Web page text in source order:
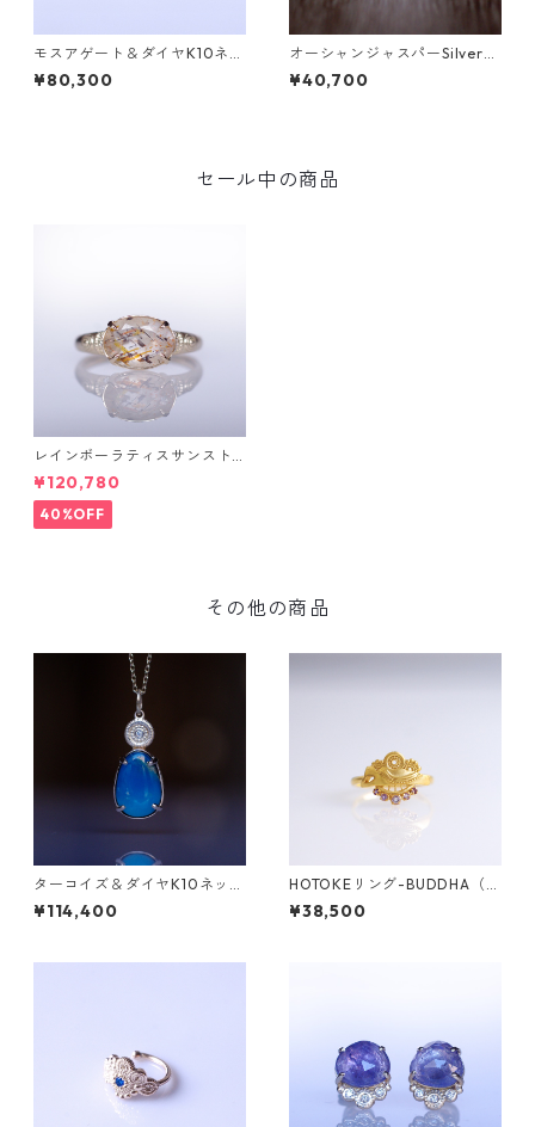
モスアゲート＆ダイヤK10ネッ
クレス DAHMA(ダーマ) [D01
7]
¥80,300
オーシャンジャスパーSilverリ
ング EPA(エパ）[E001]
¥40,700
セール中の商品
レインボーラティスサンスト
ーン＆ダイヤK10リング FATA
(ファタ）[F019]
¥120,780
40%OFF
その他の商品
ターコイズ＆ダイヤK10ネック
レス DAHMA(ダーマ) [D028]
¥114,400
HOTOKEリング-BUDDHA（仏
陀）-
¥38,500